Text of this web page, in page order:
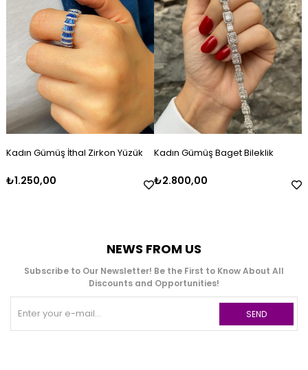
Kadın Gümüş İthal Zirkon Yüzük
₺1.250,00
Kadın Gümüş Baget Bileklik
₺2.800,00
NEWS FROM US
Subscribe to Our Newsletter! Be the First to Know About All
Discounts and Opportunities!
SEND